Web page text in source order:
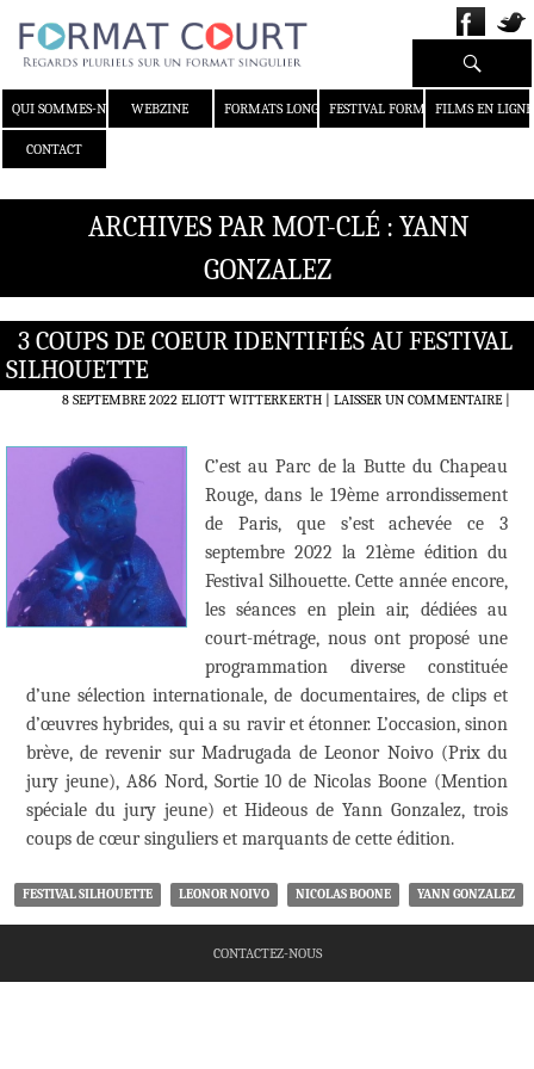
QUI SOMMES-NOUS ?WEBZINE FORMATS LONGS FESTIVAL FORMAT COURT
FILMS EN LIGNE
CONTACT
Recherche
ARCHIVES PAR MOT-CLÉ : YANN
GONZALEZ
3 COUPS DE COEUR IDENTIFIÉS AU FESTIVAL
SILHOUETTE
8 SEPTEMBRE 2022 ELIOTT WITTERKERTH LAISSER UN COMMENTAIRE|
C’est au Parc de la Butte du Chapeau
Rouge, dans le 19ème arrondissement
de Paris, que s’est achevée ce 3
septembre 2022 la 21ème édition du
Festival Silhouette. Cette année encore,
les séances en plein air, dédiées au
court-métrage, nous ont proposé une
programmation diverse constituée
d’une sélection internationale, de documentaires, de clips et
d’œuvres hybrides, qui a su ravir et étonner. L’occasion, sinon
brève, de revenir sur Madrugada de Leonor Noivo (Prix du
jury jeune), A86 Nord, Sortie 10 de Nicolas Boone (Mention
spéciale du jury jeune) et Hideous de Yann Gonzalez, trois
coups de cœur singuliers et marquants de cette édition.
FESTIVAL SILHOUETTE LEONOR NOIVO NICOLAS BOONE YANN GONZALEZ
CONTACTEZ-NOUS